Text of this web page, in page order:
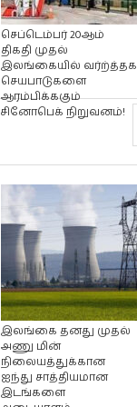
செப்டெம்பர் 20ஆம்
திகதி முதல்
இலங்கையில் வர்ற்த்தக
செயபாடுகளை
ஆரம்பிக்ககும்
சினோபெக் நிறுவனம்!
இலங்கை தனது முதல்
அணு மின்
நிலையத்துக்கான
ஐந்து சாத்தியமான
இடங்களை